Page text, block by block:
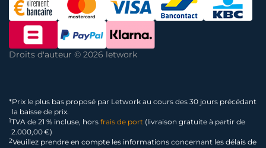
Droits d'auteur © 2026 letwork
*Prix le plus bas proposé par Letwork au cours des 30 jours précédant
la baisse de prix.
1TVA de 21 % incluse, hors frais de port (livraison gratuite à partir de
2.000,00 €)
2Veuillez prendre en compte les informations concernant les délais de